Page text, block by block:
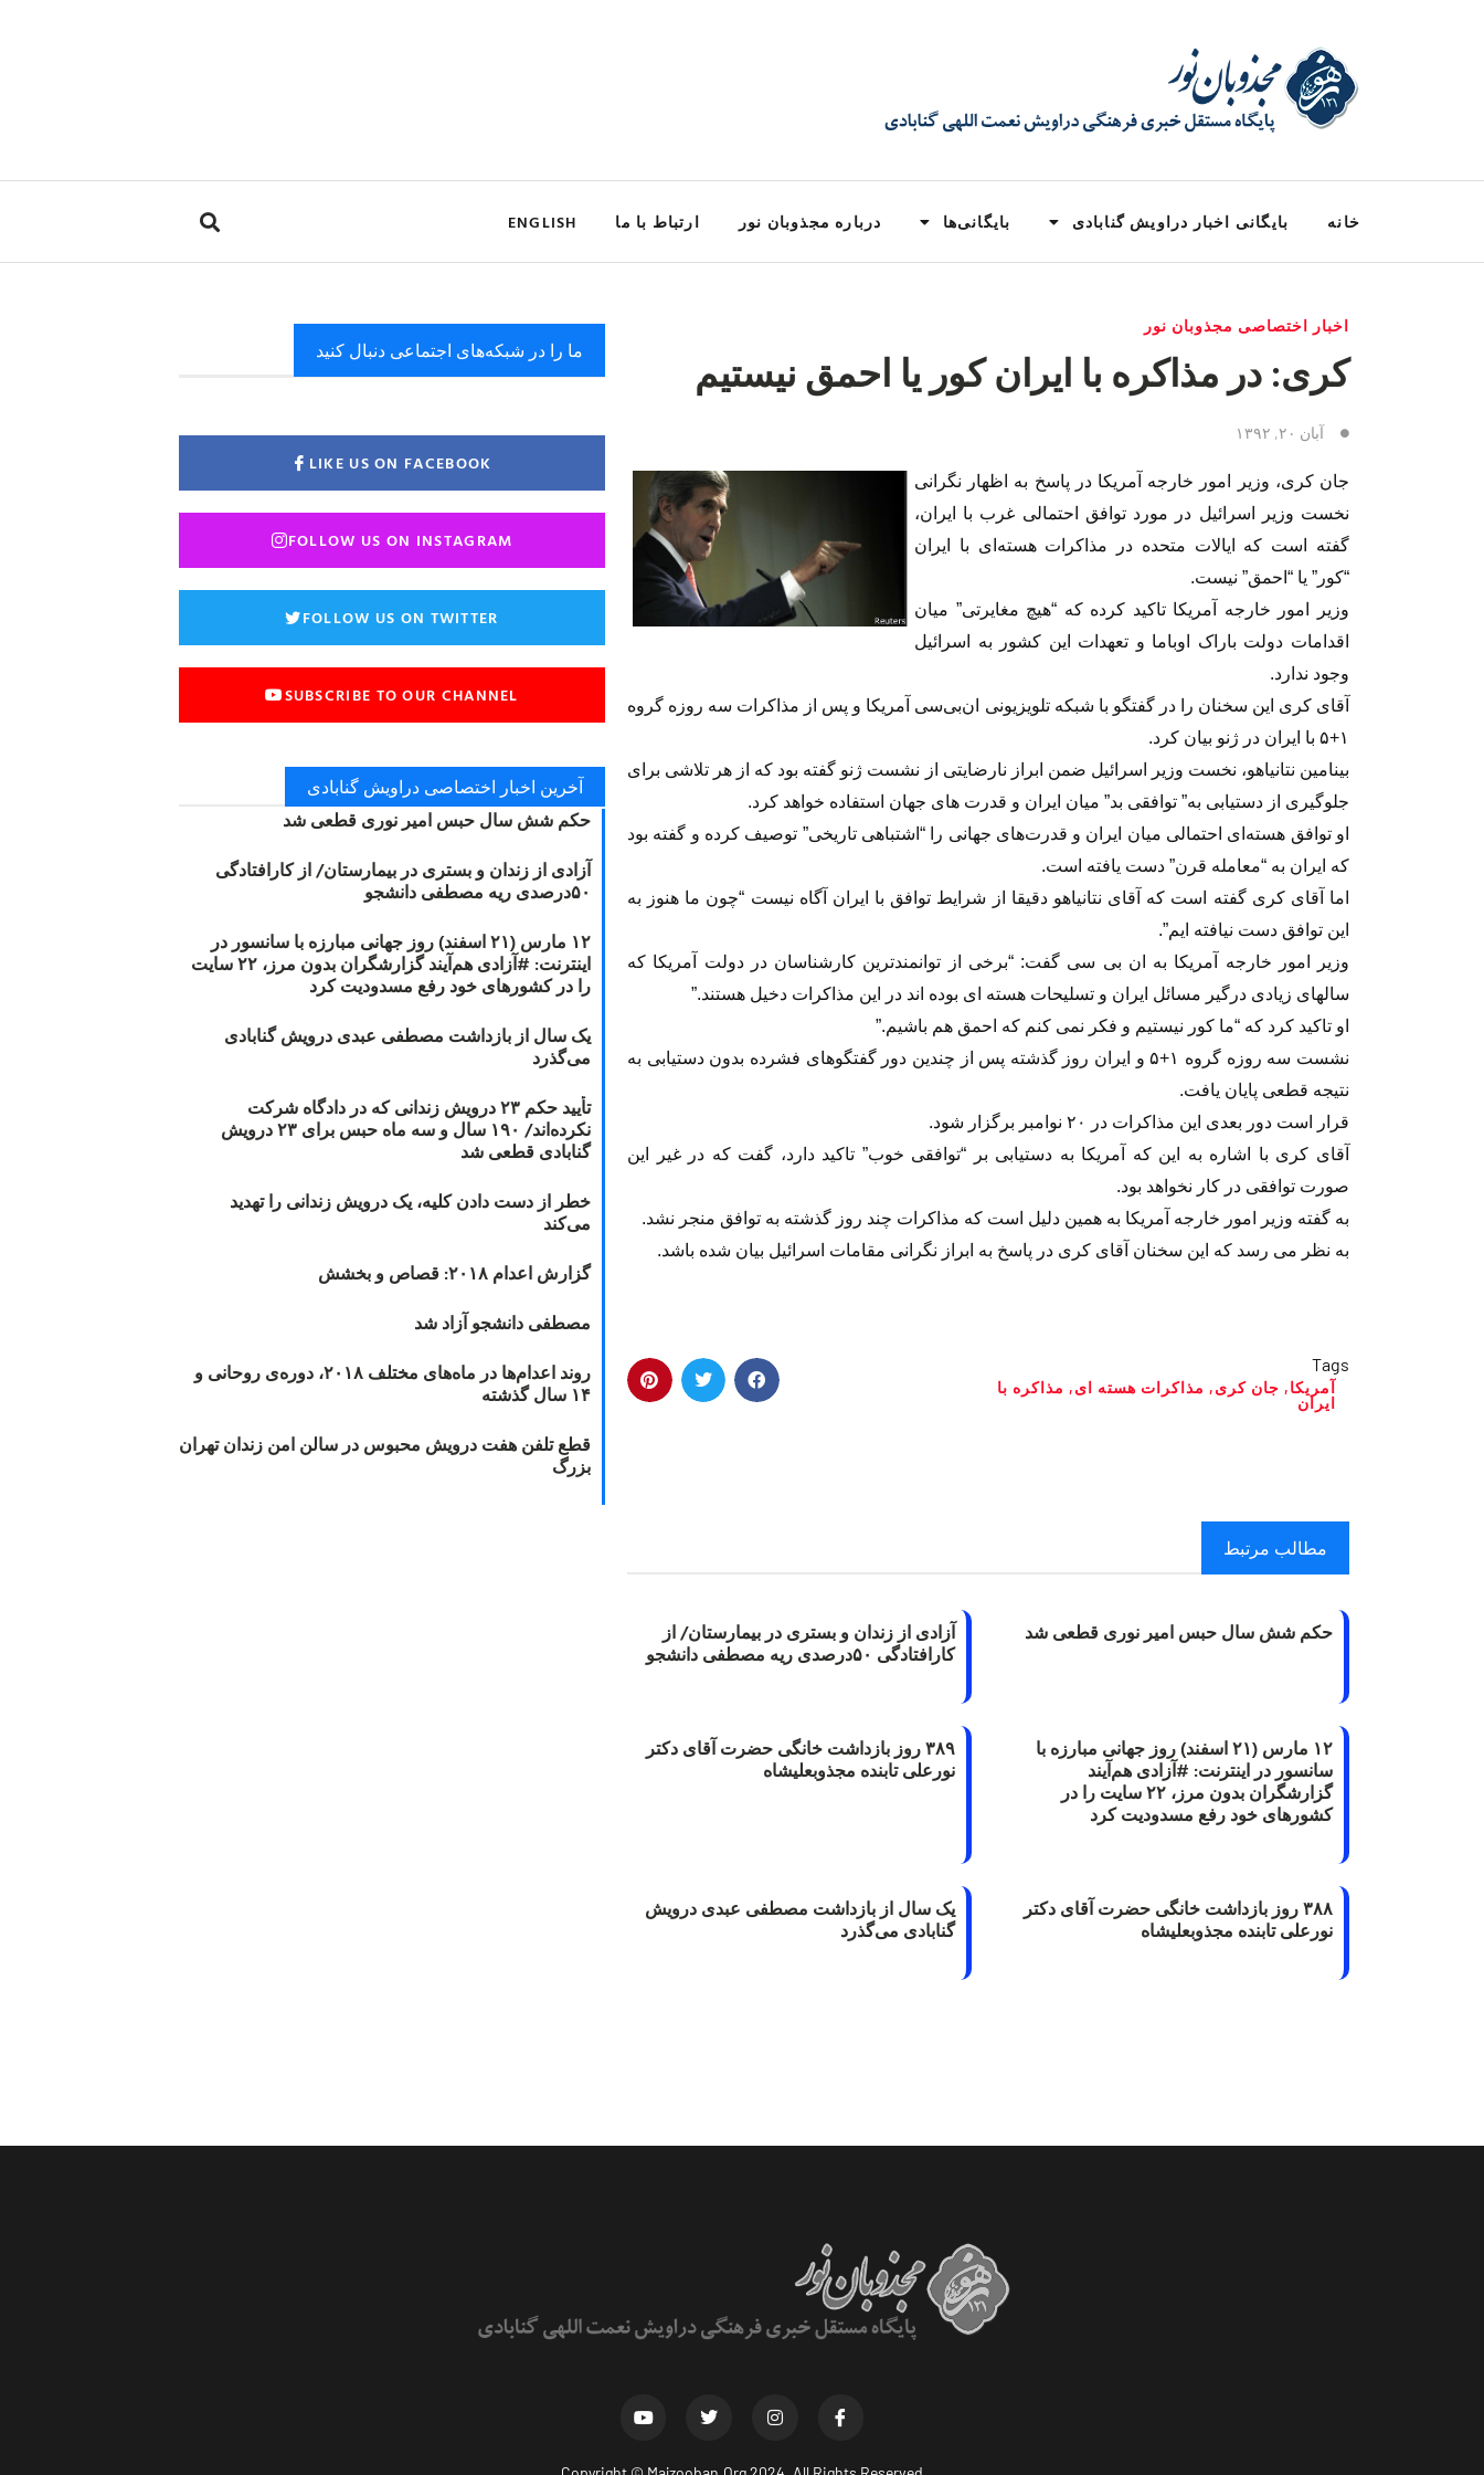
خانه بایگانی اخبار دراویش گنابادی بایگانی‌ها درباره مجذوبان نور ارتباط با ما ENGLISH
اخبار اختصاصی مجذوبان نور
کری: در مذاکره با ایران کور یا احمق نیستیم
آبان ۲۰, ۱۳۹۲
جان کری، وزیر امور خارجه آمریکا در پاسخ به اظهار نگرانی
نخست وزیر اسرائیل در مورد توافق احتمالی غرب با ایران،
گفته است که ایالات متحده در مذاکرات هسته‌ای با ایران
“کور” یا “احمق” نیست.
وزیر امور خارجه آمریکا تاکید کرده که “هیچ مغایرتی” میان
اقدامات دولت باراک اوباما و تعهدات این کشور به اسرائیل
وجود ندارد.
آقای کری این سخنان را در گفتگو با شبکه تلویزیونی ان‌بی‌سی آمریکا و پس از مذاکرات سه روزه گروه
۱+۵ با ایران در ژنو بیان کرد.
بینامین نتانیاهو، نخست وزیر اسرائیل ضمن ابراز نارضایتی از نشست ژنو گفته بود که از هر تلاشی برای
جلوگیری از دستیابی به” توافقی بد” میان ایران و قدرت های جهان استفاده خواهد کرد.
او توافق هسته‌ای احتمالی میان ایران و قدرت‌های جهانی را “اشتباهی تاریخی” توصیف کرده و گفته بود
که ایران به “معامله قرن” دست یافته است.
اما آقای کری گفته است که آقای نتانیاهو دقیقا از شرایط توافق با ایران آگاه نیست “چون ما هنوز به
این توافق دست نیافته ایم”.
وزیر امور خارجه آمریکا به ان بی سی گفت: “برخی از توانمندترین کارشناسان در دولت آمریکا که
سالهای زیادی درگیر مسائل ایران و تسلیحات هسته ای بوده اند در این مذاکرات دخیل هستند.”
او تاکید کرد که “ما کور نیستیم و فکر نمی کنم که احمق هم باشیم.”
نشست سه روزه گروه ۱+۵ و ایران روز گذشته پس از چندین دور گفتگوهای فشرده بدون دستیابی به
نتیجه قطعی پایان یافت.
قرار است دور بعدی این مذاکرات در ۲۰ نوامبر برگزار شود.
آقای کری با اشاره به این که آمریکا به دستیابی بر “توافقی خوب” تاکید دارد، گفت که در غیر این
صورت توافقی در کار نخواهد بود.
به گفته وزیر امور خارجه آمریکا به همین دلیل است که مذاکرات چند روز گذشته به توافق منجر نشد.
به نظر می رسد که این سخنان آقای کری در پاسخ به ابراز نگرانی مقامات اسرائیل بیان شده باشد.
Tags
آمریکا, جان کری, مذاکرات هسته ای, مذاکره با
ایران
مطالب مرتبط
حکم شش سال حبس امیر نوری قطعی شد
آزادی از زندان و بستری در بیمارستان/ از
کارافتادگی ۵۰درصدی ریه مصطفی دانشجو
۱۲ مارس (۲۱ اسفند) روز جهانی مبارزه با
سانسور در اینترنت: #آزادی هم‌آیند
گزارشگران‌ بدون مرز، ۲۲ سایت را در
کشورهای خود رفع مسدودیت کرد
۳۸۹ روز بازداشت خانگی حضرت آقای دکتر
نورعلی تابنده مجذوبعلیشاه
۳۸۸ روز بازداشت خانگی حضرت آقای دکتر
نورعلی تابنده مجذوبعلیشاه
یک سال از بازداشت مصطفی عبدی درویش
گنابادی می‌گذرد
ما را در شبکه‌های اجتماعی دنبال کنید
LIKE US ON FACEBOOK
FOLLOW US ON INSTAGRAM
FOLLOW US ON TWITTER
SUBSCRIBE TO OUR CHANNEL
آخرین اخبار اختصاصی دراویش گنابادی
حکم شش سال حبس امیر نوری قطعی شد
آزادی از زندان و بستری در بیمارستان/ از کارافتادگی
۵۰درصدی ریه مصطفی دانشجو
۱۲ مارس (۲۱ اسفند) روز جهانی مبارزه با سانسور در
اینترنت: #آزادی هم‌آیند گزارشگران‌ بدون مرز، ۲۲ سایت
را در کشورهای خود رفع مسدودیت کرد
یک سال از بازداشت مصطفی عبدی درویش گنابادی
می‌گذرد
تأیید حکم ۲۳ درویش زندانی که در دادگاه شرکت
نکرده‌اند/ ۱۹۰ سال و سه ماه حبس برای ۲۳ درویش
گنابادی قطعی شد
خطر از دست دادن کلیه، یک درویش زندانی را تهدید
می‌کند
گزارش اعدام ۲۰۱۸: قصاص و بخشش
مصطفی دانشجو آزاد شد
روند اعدام‌ها در ماه‌های مختلف ۲۰۱۸، دوره‌ی روحانی و
۱۴ سال گذشته
قطع تلفن هفت درویش محبوس در سالن امن زندان تهران
بزرگ